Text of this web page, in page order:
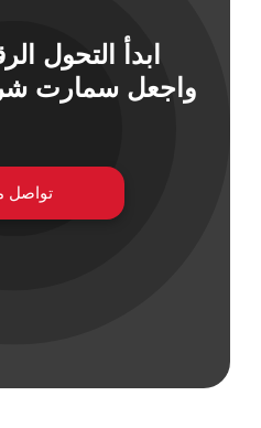
المعلوماتابدأ التحول
واجعل سمارت
تواصل